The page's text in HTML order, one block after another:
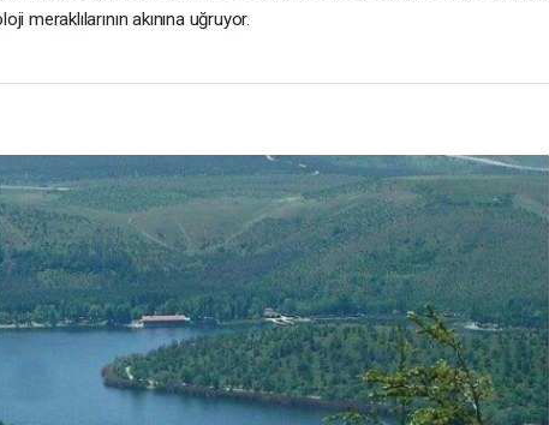
meraklılarının akınına uğruyor.